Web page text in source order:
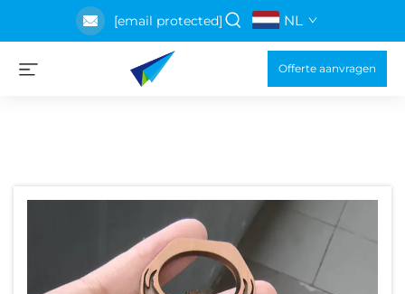
[email protected] NL
Offerte aanvragen